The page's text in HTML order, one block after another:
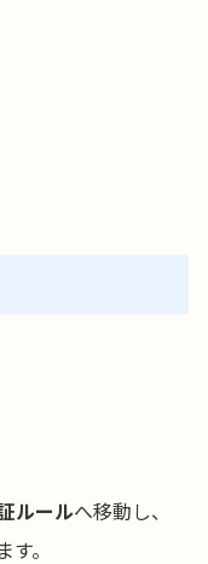
ルールへ移動し、
。